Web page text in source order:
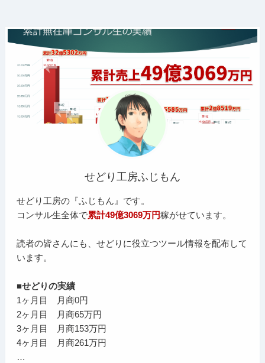
せどり工房ふじもん
せどり工房の『ふじもん』です。
コンサル生全体で累計49億3069万円稼がせています。
読者の皆さんにも、せどりに役立つツール情報を配布して
います。
■せどりの実績
1ヶ月目 月商0円
2ヶ月目 月商65万円
3ヶ月目 月商153万円
4ヶ月目 月商261万円
…